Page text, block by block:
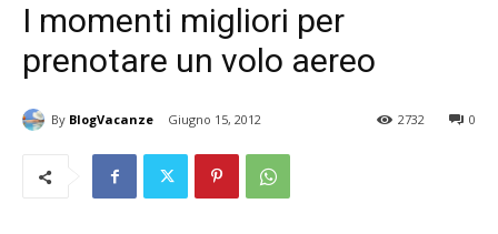
I momenti migliori per
prenotare un volo aereo
By BlogVacanze Giugno 15, 2012 0
2732